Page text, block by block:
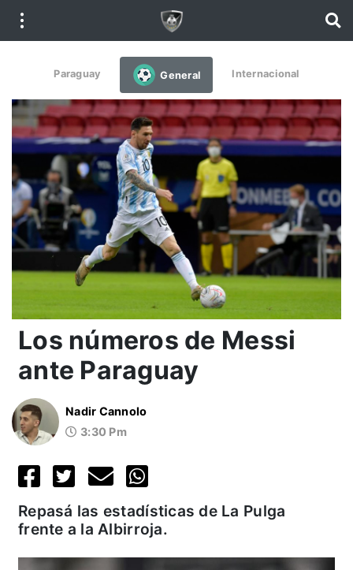
Paraguay General Internacional
Los números de Messi
ante Paraguay
Nadir Cannolo
3:30 Pm
Repasá las estadísticas de La Pulga
frente a la Albirroja.